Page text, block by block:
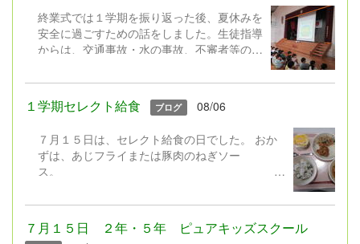
児童クラブの子は、朝学校に来て行
いました。
終業式では１学期を振り返った後、夏休みを
安全に過ごすための話をしました。生徒指導
からは、交通事故・水の事故、不審者等の事
やネットモラルの話をしました。 ２年生に
よる「勇気１００％」の歌の発表もありまし
た。元気100％の歌声で全校みんなが元気を
たが、みんな嬉しそうに下校していきまし
た。
１学期セレクト給食 ブログ 08/06
７月１５日は、セレクト給食の日でした。 おか
ずは、あじフライまたは豚肉のねぎソー
ス。
ゼリー。 暑いと食欲が落ちやすいですが、みん
なの好きなわかめごはんに冷たいデザートなど、
食べやすいメニューを組み合わせたセレクト給食
７月１５日 ２年・５年 ピュアキッズスクール